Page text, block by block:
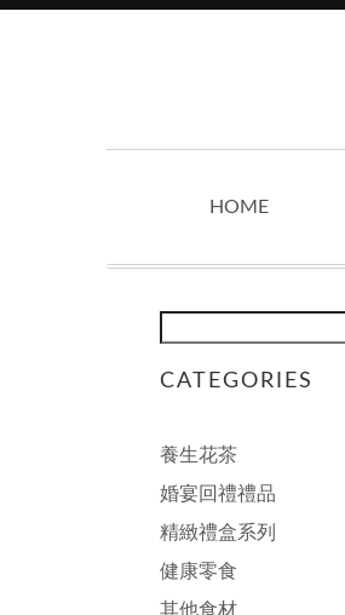
HOME
CATEGORIES
養生花茶
婚宴回禮禮品
精緻禮盒系列
健康零食
其他食材